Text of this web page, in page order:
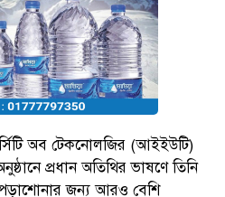
অব টেকনোলজির (আইইউটি)
প্রধান অতিথির ভাষণে তিনি
জন্য আরও বেশি